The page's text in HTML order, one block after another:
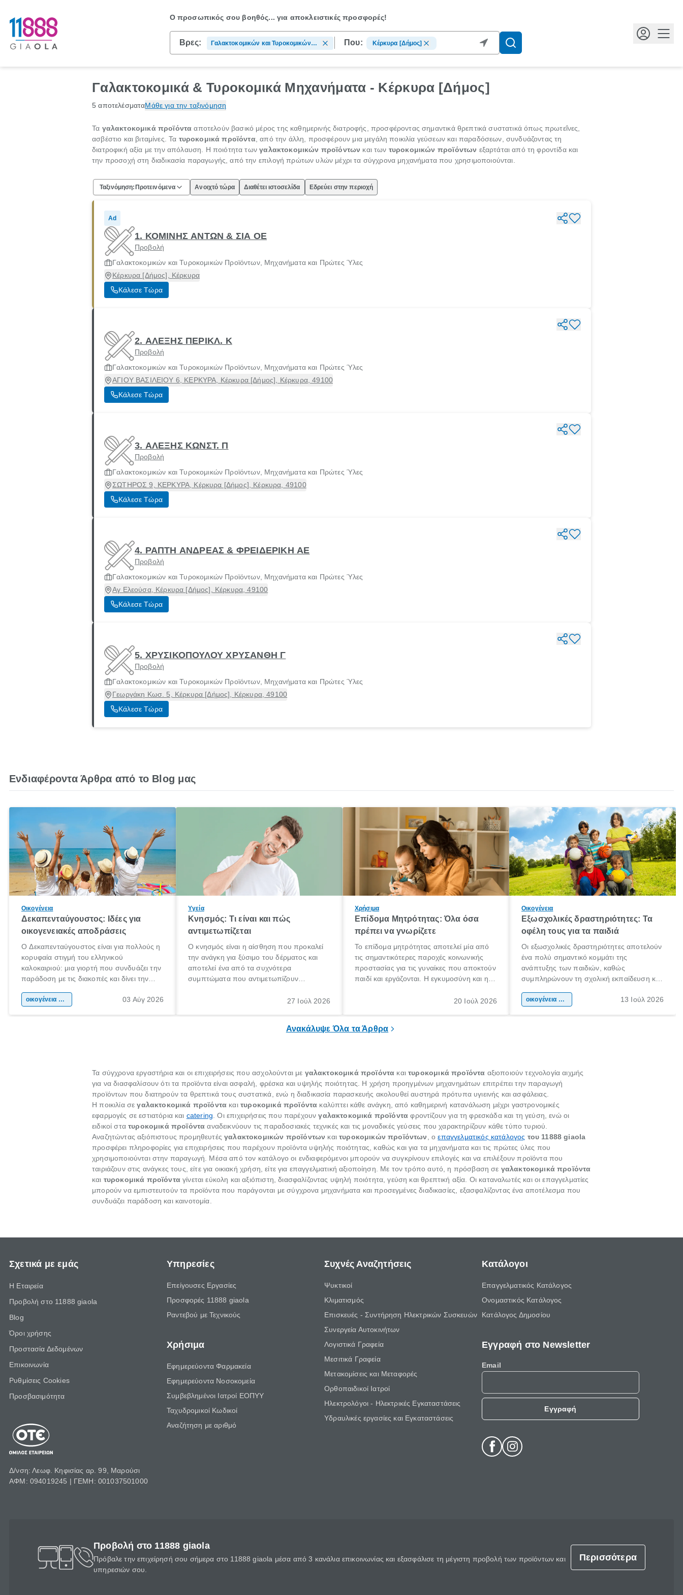
Ο προσωπικός σου βοηθός...για αποκλειστικές προσφορές!
Βρες:
Γαλακτοκομικών και Τυροκομικών
Προϊόντων, Μηχανήματα και Πρώτες
Που: Κέρκυρα [Δήμος]
Γαλακτοκομικά & Τυροκομικά Μηχανήματα - Κέρκυρα [Δήμος]
5 αποτελέσματαΜάθε για την ταξινόμηση
Τα γαλακτοκομικά προϊόντα αποτελούν βασικό μέρος της καθημερινής διατροφής, προσφέροντας σημαντικά θρεπτικά συστατικά όπως πρωτεΐνες,
ασβέστιο και βιταμίνες. Τα τυροκομικά προϊόντα, από την άλλη, προσφέρουν μια μεγάλη ποικιλία γεύσεων και παραδόσεων, συνδυάζοντας τη
διατροφική αξία με την απόλαυση. Η ποιότητα τωνγαλακτοκομικών προϊόντων και των τυροκομικών προϊόντων εξαρτάται από τη φροντίδα και
την προσοχή στη διαδικασία παραγωγής, από την επιλογή πρώτων υλών μέχρι τα σύγχρονα μηχανήματα που χρησιμοποιούνται.
Ταξινόμηση: Προτεινόμενα Ανοιχτό τώρα Διαθέτει ιστοσελίδα Εδρεύει στην περιοχή
Ad
1. ΚΟΜΙΝΗΣ ΑΝΤΩΝ & ΣΙΑ ΟΕ
Προβολή
Γαλακτοκομικών και Τυροκομικών Προϊόντων, Μηχανήματα και Πρώτες Ύλες
Κέρκυρα [Δήμος], Κέρκυρα
Κάλεσε Τώρα
2. ΑΛΕΞΗΣ ΠΕΡΙΚΛ. Κ
Προβολή
Γαλακτοκομικών και Τυροκομικών Προϊόντων, Μηχανήματα και Πρώτες Ύλες
ΑΓΙΟΥ ΒΑΣΙΛΕΙΟΥ 6, ΚΕΡΚΥΡΑ, Κέρκυρα [Δήμος], Κέρκυρα, 49100
Κάλεσε Τώρα
3. ΑΛΕΞΗΣ ΚΩΝΣΤ. Π
Προβολή
Γαλακτοκομικών και Τυροκομικών Προϊόντων, Μηχανήματα και Πρώτες Ύλες
ΣΩΤΗΡΟΣ 9, ΚΕΡΚΥΡΑ, Κέρκυρα [Δήμος], Κέρκυρα, 49100
Κάλεσε Τώρα
4. ΡΑΠΤΗ ΑΝΔΡΕΑΣ & ΦΡΕΙΔΕΡΙΚΗ ΑΕ
Προβολή
Γαλακτοκομικών και Τυροκομικών Προϊόντων, Μηχανήματα και Πρώτες Ύλες
Αγ Ελεούσα, Κέρκυρα [Δήμος], Κέρκυρα, 49100
Κάλεσε Τώρα
5. ΧΡΥΣΙΚΟΠΟΥΛΟΥ ΧΡΥΣΑΝΘΗ Γ
Προβολή
Γαλακτοκομικών και Τυροκομικών Προϊόντων, Μηχανήματα και Πρώτες Ύλες
Γεωργάκη Κωσ. 5, Κέρκυρα [Δήμος], Κέρκυρα, 49100
Κάλεσε Τώρα
Ενδιαφέροντα Άρθρα από το Blog μας
Οικογένεια
Δεκαπενταύγουστος: Ιδέες για
οικογενειακές αποδράσεις
Ο Δεκαπενταύγουστος είναι για πολλούς η
κορυφαία στιγμή του ελληνικού
καλοκαιριού: μια γιορτή που συνδυάζει την
παράδοση με τις διακοπές και δίνει την
χώρας. Είτε πρόκειται για λίγες μέρες
οικογένεια & παιδί 03 Αύγ 2026
Υγεία
Κνησμός: Τι είναι και πώς
αντιμετωπίζεται
Ο κνησμός είναι η αίσθηση που προκαλεί
την ανάγκη για ξύσιμο του δέρματος και
αποτελεί ένα από τα συχνότερα
συμπτώματα που αντιμετωπίζουν
πληροφορίες για το «κνησμός τι είναι»,
27 Ιούλ 2026
Χρήσιμα
Επίδομα Μητρότητας: Όλα όσα
πρέπει να γνωρίζετε
Το επίδομα μητρότητας αποτελεί μία από
τις σημαντικότερες παροχές κοινωνικής
προστασίας για τις γυναίκες που αποκτούν
παιδί και εργάζονται. Η εγκυμοσύνη και η
σημαντική περίοδος στη ζωή κάθε20 Ιούλ 2026
Οικογένεια
Εξωσχολικές δραστηριότητες: Τα
οφέλη τους για τα παιδιά
Οι εξωσχολικές δραστηριότητες αποτελούν
ένα πολύ σημαντικό κομμάτι της
ανάπτυξης των παιδιών, καθώς
συμπληρώνουν τη σχολική εκπαίδευση και
της προσωπικότητας, της κοινωνικότητας
οικογένεια & παιδί 13 Ιούλ 2026
Ανακάλυψε Όλα τα Άρθρα
Τα σύγχρονα εργαστήρια και οι επιχειρήσεις που ασχολούνται με γαλακτοκομικά προϊόντα καιτυροκομικά προϊόντα αξιοποιούν τεχνολογία αιχμής
για να διασφαλίσουν ότι τα προϊόντα είναι ασφαλή, φρέσκα και υψηλής ποιότητας. Η χρήση προηγμένων μηχανημάτων επιτρέπει την παραγωγή
προϊόντων που διατηρούν τα θρεπτικά τους συστατικά, ενώ η διαδικασία παρασκευής ακολουθεί αυστηρά πρότυπα υγιεινής και ασφάλειας.
Η ποικιλία σεγαλακτοκομικά προϊόντα και τυροκομικά προϊόντα καλύπτει κάθε ανάγκη, από καθημερινή κατανάλωση μέχρι γαστρονομικές
εφαρμογές σε εστιατόρια και catering . Οι επιχειρήσεις που παρέχουνγαλακτοκομικά προϊόντα φροντίζουν για τη φρεσκάδα και τη γεύση, ενώ οι
ειδικοί στατυροκομικά προϊόντα αναδεικνύουν τις παραδοσιακές τεχνικές και τις μοναδικές γεύσεις που χαρακτηρίζουν κάθε τύπο τυριού.
Αναζητώντας αξιόπιστους προμηθευτέςγαλακτοκομικών προϊόντων καιτυροκομικών προϊόντων , οεπαγγελματικός κατάλογος του 11888 giaola
προσφέρει πληροφορίες για επιχειρήσεις που παρέχουν προϊόντα υψηλής ποιότητας, καθώς και για τα μηχανήματα και τις πρώτες ύλες που
χρησιμοποιούνται στην παραγωγή. Μέσα από τον κατάλογο οι ενδιαφερόμενοι μπορούν να συγκρίνουν επιλογές και να επιλέξουν προϊόντα που
ταιριάζουν στις ανάγκες τους, είτε για οικιακή χρήση, είτε για επαγγελματική αξιοποίηση. Με τον τρόπο αυτό, η πρόσβαση σε γαλακτοκομικά προϊόντα
και τυροκομικά προϊόνταγίνεται εύκολη και αξιόπιστη, διασφαλίζοντας υψηλή ποιότητα, γεύση και θρεπτική αξία. Οι καταναλωτές και οι επαγγελματίες
μπορούν να εμπιστευτούν τα προϊόντα που παράγονται με σύγχρονα μηχανήματα και προσεγμένες διαδικασίες, εξασφαλίζοντας ένα αποτέλεσμα που
συνδυάζει παράδοση και καινοτομία.
Σχετικά με εμάς
Η Εταιρεία
Προβολή στο 11888 giaola
Blog
Όροι χρήσης
Προστασία Δεδομένων
Επικοινωνία
Ρυθμίσεις Cookies
Προσβασιμότητα
Δ/νση: Λεωφ. Κηφισίας αρ. 99, Μαρούσι
ΑΦΜ: 094019245 | ΓΕΜΗ: 001037501000
Υπηρεσίες
Επείγουσες Εργασίες
Προσφορές 11888 giaola
Ραντεβού με Τεχνικούς
Χρήσιμα
Εφημερεύοντα Φαρμακεία
Εφημερεύοντα Νοσοκομεία
Συμβεβλημένοι Ιατροί ΕΟΠΥΥ
Ταχυδρομικοί Κωδικοί
Αναζήτηση με αριθμό
Συχνές Αναζητήσεις
Ψυκτικοί
Κλιματισμός
Επισκευές - Συντήρηση Ηλεκτρικών Συσκευών
Συνεργεία Αυτοκινήτων
Λογιστικά Γραφεία
Μεσιτικά Γραφεία
Μετακομίσεις και Μεταφορές
Ορθοπαιδικοί Ιατροί
Ηλεκτρολόγοι - Ηλεκτρικές Εγκαταστάσεις
Υδραυλικές εργασίες και Εγκαταστάσεις
Κατάλογοι
Επαγγελματικός Κατάλογος
Ονομαστικός Κατάλογος
Κατάλογος Δημοσίου
Εγγραφή στο Newsletter
Email
Εγγραφή
Προβολή στο 11888 giaola
Πρόβαλε την επιχείρησή σου σήμερα στο 11888 giaola μέσα από 3 κανάλια επικοινωνίας και εξασφάλισε τη μέγιστη προβολή των προϊόντων και
υπηρεσιών σου.
Περισσότερα